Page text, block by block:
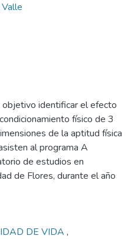
identificar el efecto
físico de 3
de la aptitud física
al programa A
de estudios en
de Flores, durante el año
DE VIDA ,